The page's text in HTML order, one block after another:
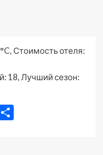
Стоимость отеля:
18, Лучший сезон: